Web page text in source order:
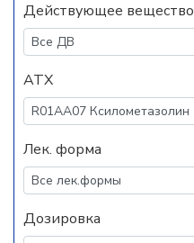
Действующее вещество
АТХ
Лек. форма
Дозировка